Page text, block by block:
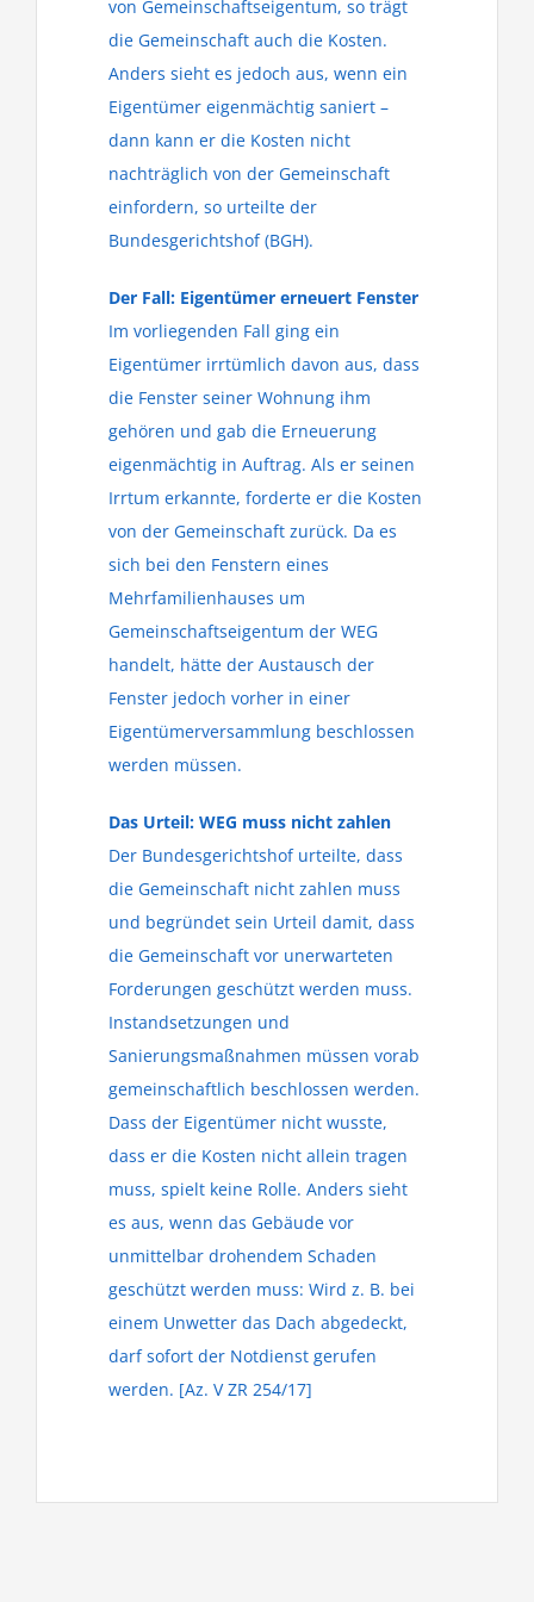
von Gemeinschaftseigentum, so trägt
die Gemeinschaft auch die Kosten.
Anders sieht es jedoch aus, wenn ein
Eigentümer eigenmächtig saniert –
dann kann er die Kosten nicht
nachträglich von der Gemeinschaft
einfordern, so urteilte der
Bundesgerichtshof (BGH).
Der Fall: Eigentümer erneuert Fenster
Im vorliegenden Fall ging ein
Eigentümer irrtümlich davon aus, dass
die Fenster seiner Wohnung ihm
gehören und gab die Erneuerung
eigenmächtig in Auftrag. Als er seinen
Irrtum erkannte, forderte er die Kosten
von der Gemeinschaft zurück. Da es
sich bei den Fenstern eines
Mehrfamilienhauses um
Gemeinschaftseigentum der WEG
handelt, hätte der Austausch der
Fenster jedoch vorher in einer
Eigentümerversammlung beschlossen
werden müssen.
Das Urteil: WEG muss nicht zahlen
Der Bundesgerichtshof urteilte, dass
die Gemeinschaft nicht zahlen muss
und begründet sein Urteil damit, dass
die Gemeinschaft vor unerwarteten
Forderungen geschützt werden muss.
Instandsetzungen und
Sanierungsmaßnahmen müssen vorab
gemeinschaftlich beschlossen werden.
Dass der Eigentümer nicht wusste,
dass er die Kosten nicht allein tragen
muss, spielt keine Rolle. Anders sieht
es aus, wenn das Gebäude vor
unmittelbar drohendem Schaden
geschützt werden muss: Wird z. B. bei
einem Unwetter das Dach abgedeckt,
darf sofort der Notdienst gerufen
werden. [Az. V ZR 254/17]